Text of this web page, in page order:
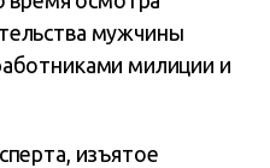
мужчины
милиции и
изъятое